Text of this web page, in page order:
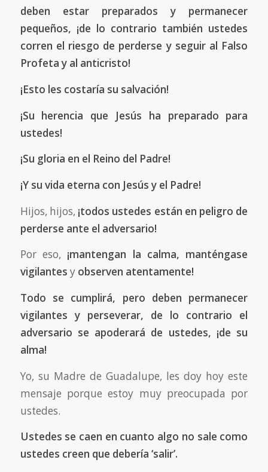
deben estar preparados y permanecer
pequeños, ¡de lo contrario también ustedes
corren el riesgo de perderse y seguir al Falso
Profeta y al anticristo!
¡Esto les costaría su salvación!
¡Su herencia que Jesús ha preparado para
ustedes!
¡Su gloria en el Reino del Padre!
¡Y su vida eterna con Jesús y el Padre!
Hijos, hijos, ¡todos ustedes están en peligro de
perderse ante el adversario!
Por eso, ¡mantengan la calma, manténgase
vigilantes yobserven atentamente!
Todo se cumplirá, pero deben permanecer
vigilantes y perseverar, de lo contrario el
adversario se apoderará de ustedes, ¡de su
alma!
Yo, su Madre de Guadalupe, les doy hoy este
mensaje porque estoy muy preocupada por
ustedes.
Ustedes se caen en cuanto algo no sale como
ustedes creen que debería ‘salir’.